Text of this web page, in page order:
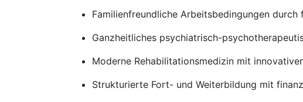
Familienfreundliche Arbeitsbedingungen
Ganzheitliches psychiatrisch-
Moderne Rehabilitationsmedizin mit
Strukturierte Fort- und Weiterbildung mit